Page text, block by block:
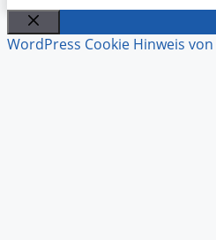
Schließen
WordPress Cookie Hinweis